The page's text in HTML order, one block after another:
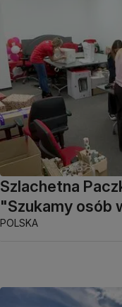
Szlachetna
"Szukamy osób
POLSKA